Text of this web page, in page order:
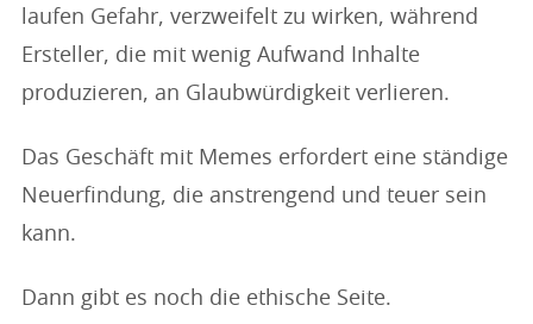
laufen Gefahr, verzweifelt zu wirken, während
Ersteller, die mit wenig Aufwand Inhalte
produzieren, an Glaubwürdigkeit verlieren.
Das Geschäft mit Memes erfordert eine ständige
Neuerfindung, die anstrengend und teuer sein
kann.
Dann gibt es noch die ethische Seite.